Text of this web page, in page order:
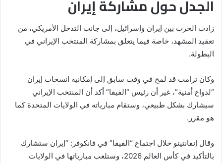
الجدل حول مشاركة إيران
زادت الحرب بين إيران وإسرائيل، إلى جانب التدخل الأمريكي، من
تعقيد المشهد، خاصة فيما يتعلق بمشاركة المنتخب الإيراني في
البطولة.
وكان ترامب قد لمح في وقت سابق إلى إمكانية انسحاب إيران
“لدواع أمنية”، غير أن رئيس “الفيفا” أكد أن المنتخب الإيراني
سيشارك بشكل طبيعي، وستقام مبارياته في الولايات المتحدة كما
هو مقرر.
وقال إنفانتينو خلال اجتماع “الفيفا” في فانكوفر : “إيران ستشارك
بالتأكيد في كأس العالم 2026، وستلعب مبارياتها في الولايات